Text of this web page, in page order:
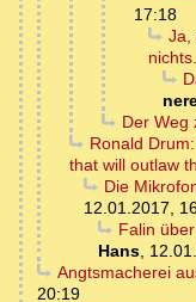
17:18
Ja,
Der Weg
Ronald
that will outlaw
Die
12.01.2017,
Falin
Hans,
Angtsmacherei
20:19